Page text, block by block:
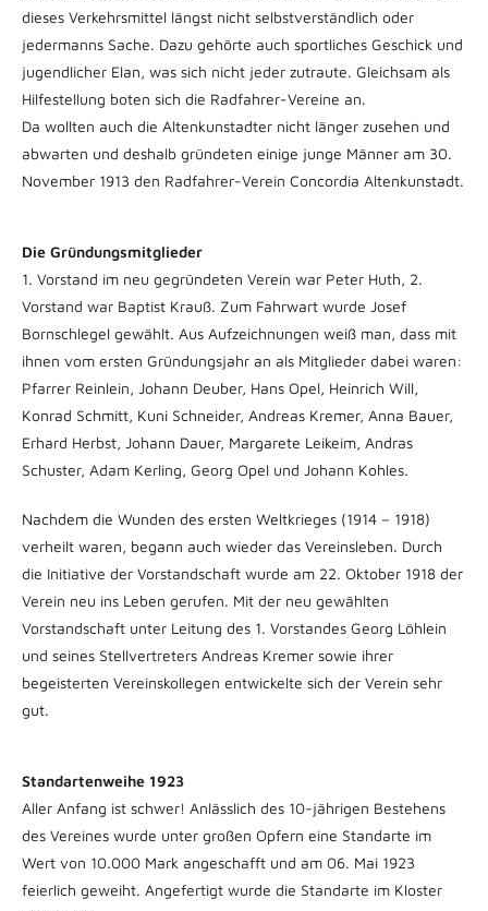
dieses Verkehrsmittel längst nicht selbstverständlich oder
jedermanns Sache. Dazu gehörte auch sportliches Geschick und
jugendlicher Elan, was sich nicht jeder zutraute. Gleichsam als
Hilfestellung boten sich die Radfahrer-Vereine an.
Da wollten auch die Altenkunstadter nicht länger zusehen und
abwarten und deshalb gründeten einige junge Männer am 30.
November 1913 den Radfahrer-Verein Concordia Altenkunstadt.
Die Gründungsmitglieder
1. Vorstand im neu gegründeten Verein war Peter Huth, 2.
Vorstand war Baptist Krauß. Zum Fahrwart wurde Josef
Bornschlegel gewählt. Aus Aufzeichnungen weiß man, dass mit
ihnen vom ersten Gründungsjahr an als Mitglieder dabei waren:
Pfarrer Reinlein, Johann Deuber, Hans Opel, Heinrich Will,
Konrad Schmitt, Kuni Schneider, Andreas Kremer, Anna Bauer,
Erhard Herbst, Johann Dauer, Margarete Leikeim, Andras
Schuster, Adam Kerling, Georg Opel und Johann Kohles.
Nachdem die Wunden des ersten Weltkrieges (1914 – 1918)
verheilt waren, begann auch wieder das Vereinsleben. Durch
die Initiative der Vorstandschaft wurde am 22. Oktober 1918 der
Verein neu ins Leben gerufen. Mit der neu gewählten
Vorstandschaft unter Leitung des 1. Vorstandes Georg Löhlein
und seines Stellvertreters Andreas Kremer sowie ihrer
begeisterten Vereinskollegen entwickelte sich der Verein sehr
gut.
Standartenweihe 1923
Aller Anfang ist schwer! Anlässlich des 10-jährigen Bestehens
des Vereines wurde unter großen Opfern eine Standarte im
Wert von 10.000 Mark angeschafft und am 06. Mai 1923
feierlich geweiht. Angefertigt wurde die Standarte im Kloster